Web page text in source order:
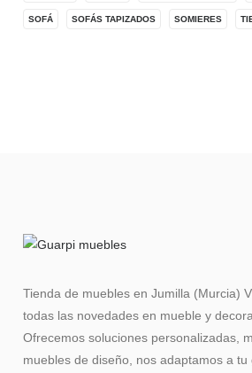
SOFÁ SOFÁS TAPIZADOS SOMIERES
Tienda de muebles en Jumilla (Murcia)
todas las novedades en mueble y
Ofrecemos soluciones personalizadas,
muebles de diseño, nos adaptamos a tu